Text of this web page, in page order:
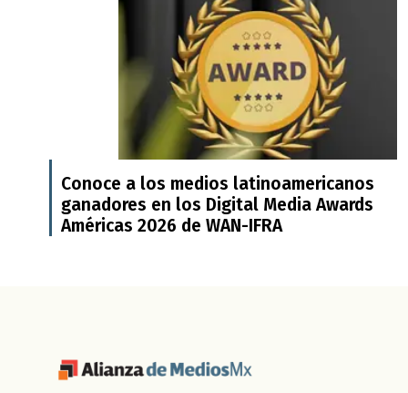
Conoce a los medios latinoamericanos
ganadores en los Digital Media Awards
Américas 2026 de WAN-IFRA